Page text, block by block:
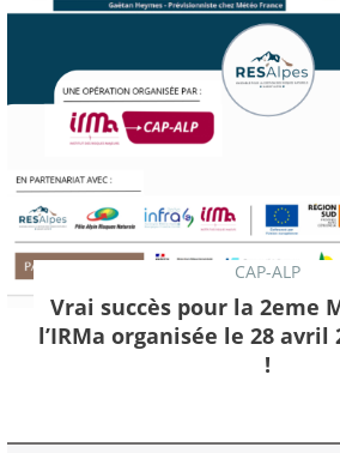
CAP-ALP
Vrai succès pour la 2eme
l’IRMa organisée le 28 avril
!